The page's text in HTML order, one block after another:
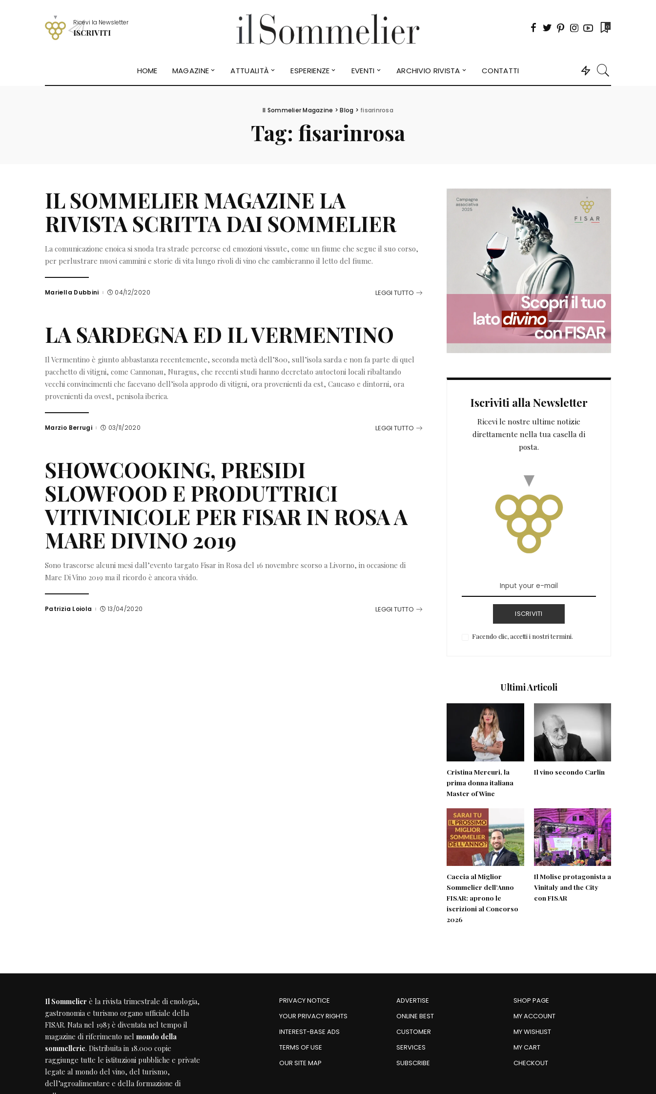
Ricevi la Newsletter
ISCRIVITI
0
HOME MAGAZINE ATTUALITÀ ESPERIENZE EVENTI ARCHIVIO RIVISTA CONTATTI
Il Sommelier Magazine >Blog > fisarinrosa
Tag: fisarinrosa
IL SOMMELIER MAGAZINE LA
RIVISTA SCRITTA DAI SOMMELIER
La comunicazione enoica si snoda tra strade percorse ed emozioni vissute, come un fiume che segue il suo corso,
per perlustrare nuovi cammini e storie di vita lungo rivoli di vino che cambieranno il letto del fiume.
Posted
Mariella Dubbini 04/12/2020 LEGGI TUTTO
LA SARDEGNA ED IL VERMENTINO
Il Vermentino è giunto abbastanza recentemente, seconda metà dell’800, sull’isola sarda e non fa parte di quel
pacchetto di vitigni, come Cannonau, Nuragus, che recenti studi hanno decretato autoctoni locali ribaltando
vecchi convincimenti che facevano dell’isola approdo di vitigni, ora provenienti da est, Caucaso e dintorni, ora
provenienti da ovest, penisola iberica.
Posted
Marzio Berrugi 03/11/2020 LEGGI TUTTO
SHOWCOOKING, PRESIDI
SLOWFOOD E PRODUTTRICI
VITIVINICOLE PER FISAR IN ROSA A
MARE DIVINO 2019
Sono trascorse alcuni mesi dall’evento targato Fisar in Rosa del 16 novembre scorso a Livorno, in occasione di
Mare Di Vino 2019 ma il ricordo è ancora vivido.
Posted
Patrizia Loiola 13/04/2020 LEGGI TUTTO
Iscriviti alla Newsletter
Ricevi le nostre ultime notizie
direttamente nella tua casella di
posta.
ISCRIVITI
Facendo clic, accetti i nostri termini.
Ultimi Articoli
Cristina Mercuri, la
prima donna italiana
Master of Wine
Il vino secondo Carlin
Caccia al Miglior
Sommelier dell’Anno
FISAR: aprono le
iscrizioni al Concorso
2026
Il Molise protagonista a
Vinitaly and the City
con FISAR
Il Sommelier è la rivista trimestrale di enologia,
gastronomia e turismo organo ufficiale della
FISAR. Nata nel 1983 è diventata nel tempo il
magazine di riferimento nel mondo della
sommellerie. Distribuita in 18.000 copie
raggiunge tutte le istituzioni pubbliche e private
legate al mondo del vino, del turismo,
dell’agroalimentare e della formazione di
PRIVACY NOTICE
YOUR PRIVACY RIGHTS
INTEREST-BASE ADS
TERMS OF USE
OUR SITE MAP
ADVERTISE
ONLINE BEST
CUSTOMER
SERVICES
SUBSCRIBE
SHOP PAGE
MY ACCOUNT
MY WISHLIST
MY CART
CHECKOUT